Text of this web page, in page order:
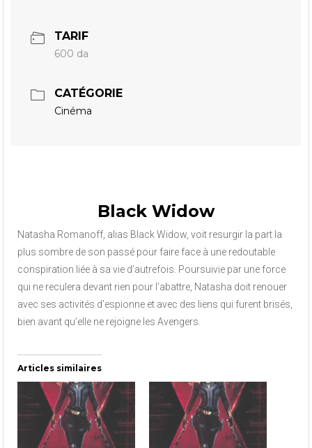
TARIF
600 da
CATÉGORIE
Cinéma
Black Widow
Natasha Romanoff, alias Black Widow, voit resurgir la part la
plus sombre de son passé pour faire face à une redoutable
conspiration liée à sa vie d’autrefois. Poursuivie par une force
qui ne reculera devant rien pour l’abattre, Natasha doit renouer
avec ses activités d’espionne et avec des liens qui furent brisés,
bien avant qu’elle ne rejoigne les Avengers.
Articles similaires